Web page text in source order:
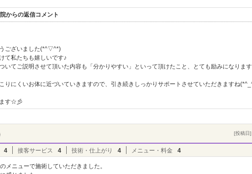
からの返信コメント
ございました(*^▽^*)
て私たちも嬉しいです♪
いてご説明させて頂いた内容も「分かりやすい」といって頂けたこと、とても励みになりま
りにくいお体に近づいていきますので、引き続きしっかりサポートさせていただきますね
す☆彡
[投稿日
4 接客サービス 4 技術・仕上がり 4 メニュー・料金 4
メニューで施術していただきました。